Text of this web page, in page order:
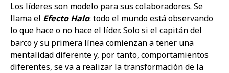
Los líderes son modelo para sus colaboradores. Se
llama el Efecto Halo: todo el mundo está observando
lo que hace o no hace el líder. Solo si el capitán del
barco y su primera línea comienzan a tener una
mentalidad diferente y, por tanto, comportamientos
diferentes, se va a realizar la transformación de la